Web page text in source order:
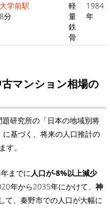
学前駅
分
軽
量
鉄
骨
1984
年
マンション相場の
研究所の「日本の地域別将
基づく、将来の人口推計の
す。
までに 人口が-8%以上減少
年から2035年にかけて、 神
て、秦野市での人口が大幅に